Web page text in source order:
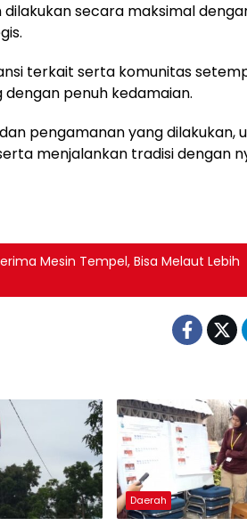
secara maksimal
terkait serta komunitas
penuh kedamaian.
pengamanan yang dilakukan,
menjalankan tradisi dengan
Mesin Tempel, Bisa Melaut Lebih
Daerah